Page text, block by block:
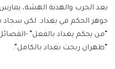
بعد الحرب والهدنة الهشة،
جوهر الحكم في بغداد. لكن
“من يحكم بغداد بالفعل” -
“طهران ربحت بغداد بالكامل”.